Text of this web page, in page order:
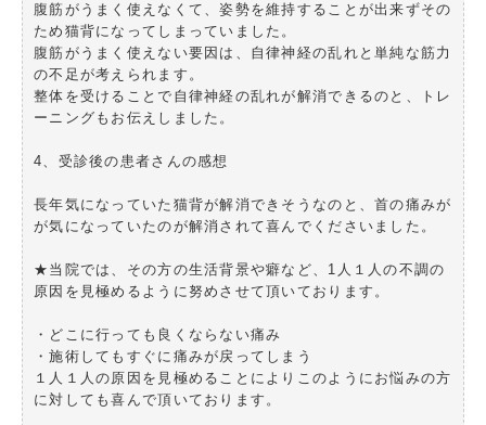
腹筋がうまく使えなくて、姿勢を維持することが出来ずその
ため猫背になってしまっていました。
腹筋がうまく使えない要因は、自律神経の乱れと単純な筋力
の不足が考えられます。
整体を受けることで自律神経の乱れが解消できるのと、トレ
ーニングもお伝えしました。
4、受診後の患者さんの感想
長年気になっていた猫背が解消できそうなのと、首の痛みが
が気になっていたのが解消されて喜んでくださいました。
★当院では、その方の生活背景や癖など、1人１人の不調の
原因を見極めるように努めさせて頂いております。
・どこに行っても良くならない痛み
・施術してもすぐに痛みが戻ってしまう
１人１人の原因を見極めることによりこのようにお悩みの方
に対しても喜んで頂いております。